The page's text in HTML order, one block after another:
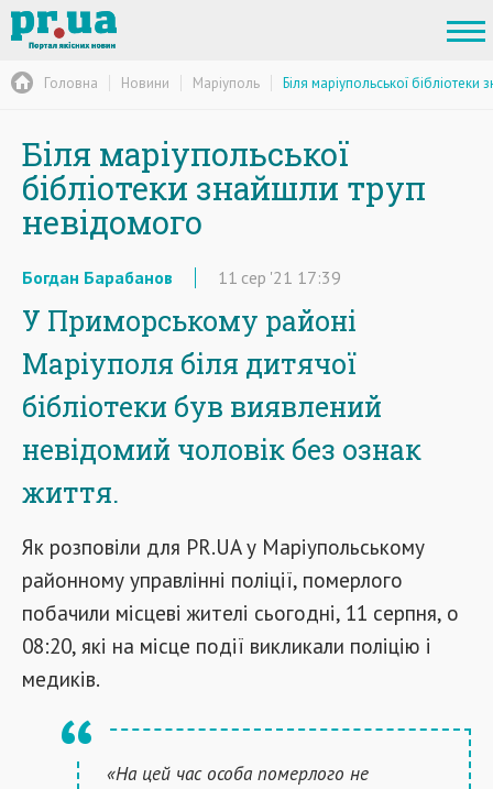
Головна Новини Маріуполь Біля маріупольської
Біля маріупольської
бібліотеки знайшли труп
невідомого
Богдан Барабанов 11 сер '21 17:39
У Приморському районі
Маріуполя біля дитячої
бібліотеки був виявлений
невідомий чоловік без ознак
життя.
Як розповіли для PR.UA у Маріупольському
районному управлінні поліції, померлого
побачили місцеві жителі сьогодні, 11 серпня, о
08:20, які на місце події викликали поліцію і
медиків.
«На цей час особа померлого не